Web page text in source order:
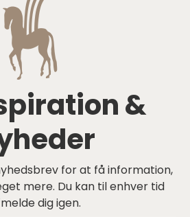
&
for at få information,
mere. Du kan til enhver tid
dig igen.